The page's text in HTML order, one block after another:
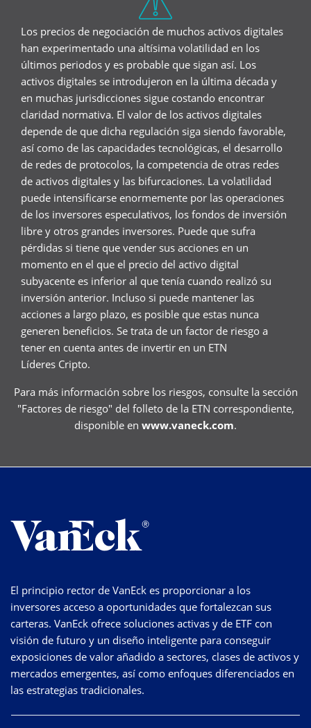
Los precios de negociación de muchos activos digitales
han experimentado una altísima volatilidad en los
últimos periodos y es probable que sigan así. Los
activos digitales se introdujeron en la última década y
en muchas jurisdicciones sigue costando encontrar
claridad normativa. El valor de los activos digitales
depende de que dicha regulación siga siendo favorable,
así como de las capacidades tecnológicas, el desarrollo
de redes de protocolos, la competencia de otras redes
de activos digitales y las bifurcaciones. La volatilidad
puede intensificarse enormemente por las operaciones
de los inversores especulativos, los fondos de inversión
libre y otros grandes inversores. Puede que sufra
pérdidas si tiene que vender sus acciones en un
momento en el que el precio del activo digital
subyacente es inferior al que tenía cuando realizó su
inversión anterior. Incluso si puede mantener las
acciones a largo plazo, es posible que estas nunca
generen beneficios. Se trata de un factor de riesgo a
tener en cuenta antes de invertir en un ETN
Líderes Cripto.
Para más información sobre los riesgos, consulte la sección
"Factores de riesgo" del folleto de la ETN correspondiente,
disponible en www.vaneck.com.
El principio rector de VanEck es proporcionar a los
inversores acceso a oportunidades que fortalezcan sus
carteras. VanEck ofrece soluciones activas y de ETF con
visión de futuro y un diseño inteligente para conseguir
exposiciones de valor añadido a sectores, clases de activos y
mercados emergentes, así como enfoques diferenciados en
las estrategias tradicionales.